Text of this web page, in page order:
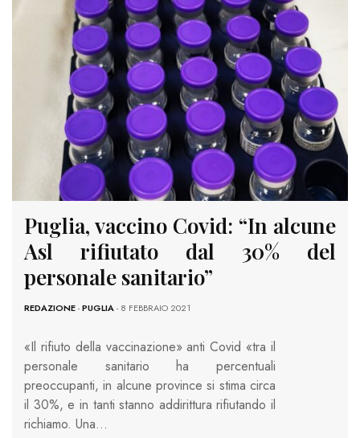
Puglia, vaccino Covid: “In alcune
Asl rifiutato dal 30% del
personale sanitario”
REDAZIONE-PUGLIA- 8 FEBBRAIO 2021
«Il rifiuto della vaccinazione» anti Covid «tra il
personale sanitario ha percentuali
preoccupanti, in alcune province si stima circa
il 30%, e in tanti stanno addirittura rifiutando il
richiamo. Una…